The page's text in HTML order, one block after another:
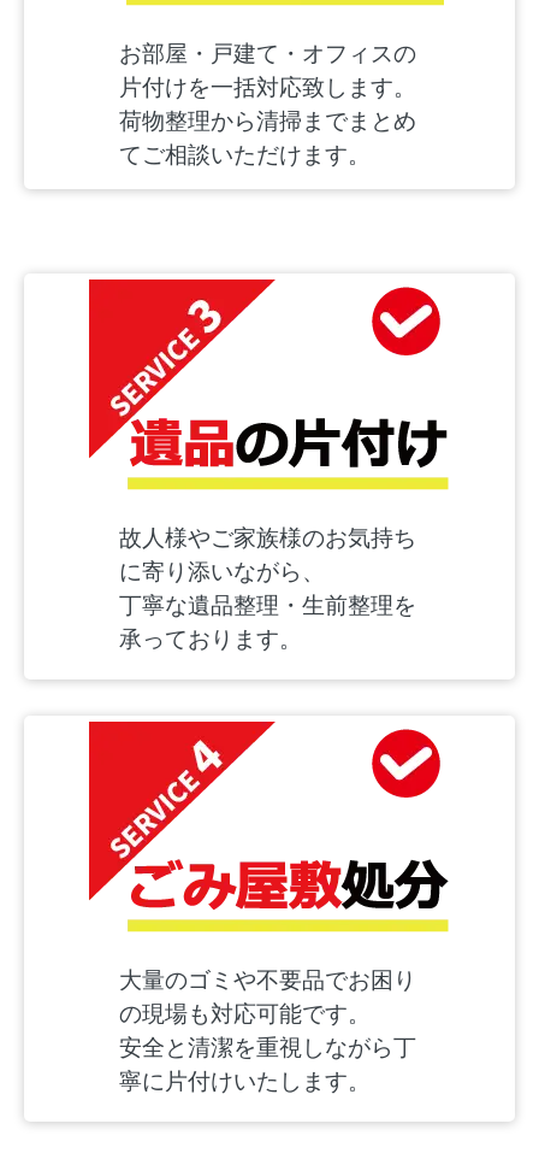
お部屋・戸建て・オフィスの
片付けを一括対応致します。
荷物整理から清掃までまとめ
てご相談いただけます。
故人様やご家族様のお気持ち
に寄り添いながら、
丁寧な遺品整理・生前整理を
承っております。
大量のゴミや不要品でお困り
の現場も対応可能です。
安全と清潔を重視しながら丁
寧に片付けいたします。